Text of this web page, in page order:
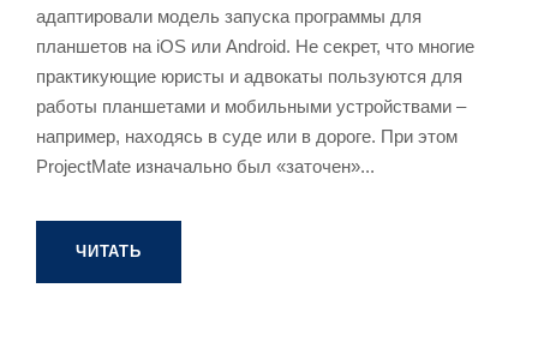
адаптировали модель запуска программы для
планшетов на iOS или Android. Не секрет, что многие
практикующие юристы и адвокаты пользуются для
работы планшетами и мобильными устройствами –
например, находясь в суде или в дороге. При этом
ProjectMate изначально был «заточен»...
ЧИТАТЬ